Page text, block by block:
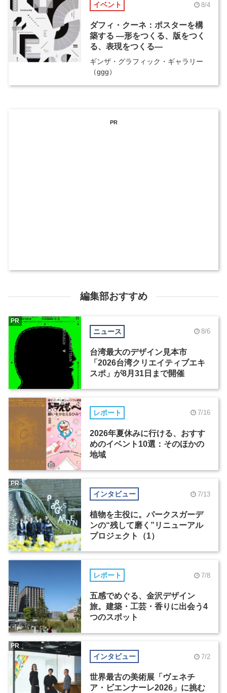
イベント 8/4
ダフィ・クーネ：ポスターを構
築する ―形をつくる、版をつく
る、表現をつくる―
ギンザ・グラフィック・ギャラリー
（ggg）
PR
編集部おすすめ
ニュース 8/6
台湾最大のデザイン見本市
「2026台湾クリエイティブエキ
スポ」が8月31日まで開催
PR
レポート 7/16
2026年夏休みに行ける、おすす
めのイベント10選：そのほかの
地域
インタビュー 7/13
植物を主役に。パークスガーデ
ンの“残して磨く”リニューアル
プロジェクト（1）
PR
レポート 7/8
五感でめぐる、金沢デザイン
旅。建築・工芸・香りに出会う4
つのスポット
インタビュー 7/2
世界最古の美術展「ヴェネチ
ア・ビエンナーレ2026」に挑む
PR